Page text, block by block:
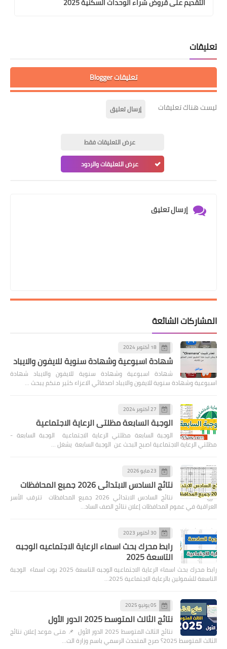
تعليقات
تعليقات Blogger
ليست هناك تعليقات إرسال تعليق
عرض التعليقات فقط
عرض التعليقات والردود
إرسال تعليق
المشاركات الشائعة
18 أكتوبر 2024
شهادة اسبوعية وشهادة سنوية للايفون والايباد
شهادة اسبوعية وشهادة سنوية للايفون والايباد شهادة
اسبوعية وشهادة سنوية للايفون والايباد اصدقائي الاعزاء كثير منكم يبحث …
27 أكتوبر 2024
الوجبة السابعة مظلتي الرعاية الاجتماعية
الوجبة السابعة مظلتي الرعاية الاجتماعية الوجبة السابعة -
مظلتي الرعاية الاجتماعية اصبح البحث عن الوجبة السابعة يشغل …
23 مايو 2026
نتائج السادس الابتدائي 2026 جميع المحافظات
نتائج السادس الابتدائي 2026 جميع المحافظات تترقب الأسر
العراقية في عموم المحافظات إعلان نتائج الصف الساد…
30 أكتوبر 2023
رابط محرك بحث اسماء الرعاية الاجتماعيه الوجبه
التاسعة 2025
رابط محرك بحث اسماء الرعاية الاجتماعيه الوجبه التاسعة 2025 بوت اسماء الوجبة
التاسعة للشمولين بالرعاية الاجتماعية 2025…
05 يونيو 2025
نتائج الثالث المتوسط 2025 الدور الأول
نتائج الثالث المتوسط 2025 الدور الأول 📌 متى موعد إعلان نتائج
الثالث المتوسط 2025؟ صرح المتحدث الرسمي باسم وزارة الت…